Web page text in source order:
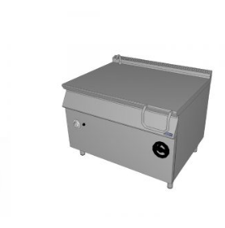
PROČITAJ VIŠE